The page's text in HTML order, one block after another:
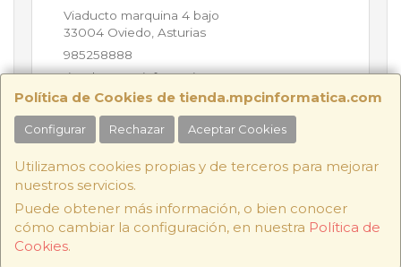
Política de Cookies de tienda.mpcinformatica.com
Configurar Rechazar Aceptar Cookies
Utilizamos cookies propias y de terceros para mejorar
nuestros servicios.
Puede obtener más información, o bien conocer
cómo cambiar la configuración, en nuestra Política de
Cookies.
Viaducto marquina 4 bajo
33004 Oviedo Asturias
985258888
tienda@mpcinformatica.com
Horario
9:30h - 14:00h / 16:00h - 19:30h
Viaducto Marquina 4 Bajo, 33004 ,Oviedo, Asturias - C.I.F.:
B74146598 - Tfno: 985 25 88 88